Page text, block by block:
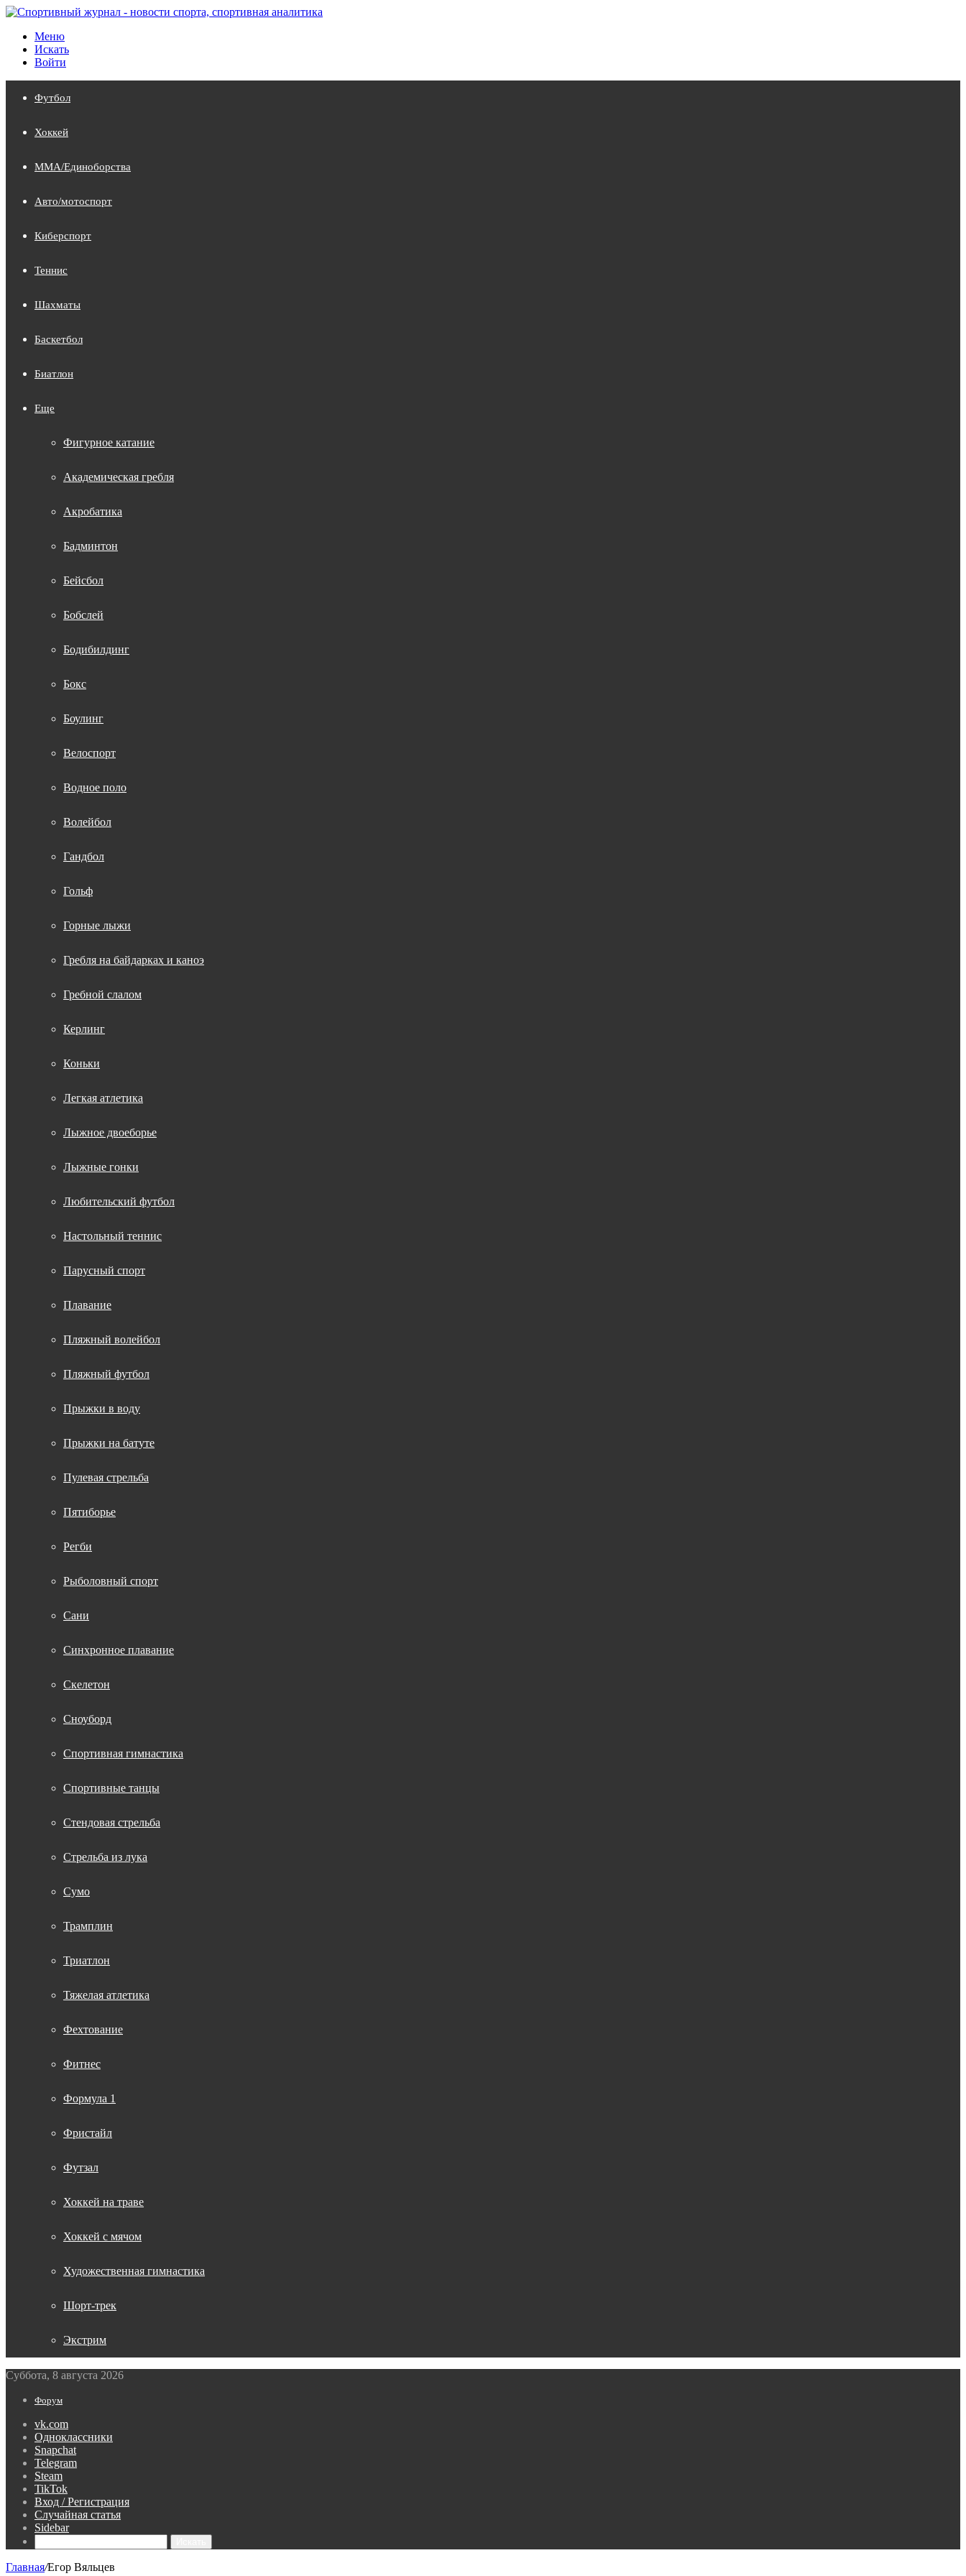
Меню
Искать
Войти
Футбол
Хоккей
MMA/Единоборства
Авто/мотоспорт
Киберспорт
Теннис
Шахматы
Баскетбол
Биатлон
Еще
Фигурное катание
Академическая гребля
Акробатика
Бадминтон
Бейсбол
Бобслей
Бодибилдинг
Бокс
Боулинг
Велоспорт
Водное поло
Волейбол
Гандбол
Гольф
Горные лыжи
Гребля на байдарках и каноэ
Гребной слалом
Керлинг
Коньки
Легкая атлетика
Лыжное двоеборье
Лыжные гонки
Любительский футбол
Настольный теннис
Парусный спорт
Плавание
Пляжный волейбол
Пляжный футбол
Прыжки в воду
Прыжки на батуте
Пулевая стрельба
Пятиборье
Регби
Рыболовный спорт
Сани
Синхронное плавание
Скелетон
Сноуборд
Спортивная гимнастика
Спортивные танцы
Стендовая стрельба
Стрельба из лука
Сумо
Трамплин
Триатлон
Тяжелая атлетика
Фехтование
Фитнес
Формула 1
Фристайл
Футзал
Хоккей на траве
Хоккей с мячом
Художественная гимнастика
Шорт-трек
Экстрим
Суббота, 8 августа 2026
Форум
vk.com
Одноклассники
Snapchat
Telegram
Steam
TikTok
Вход / Регистрация
Случайная статья
Sidebar
Главная/Егор Вяльцев